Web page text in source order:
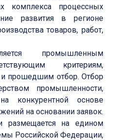
комплекса процессных
развития в регионе
товаров, работ,
промышленным
критериям,
прошедшим отбор. Отбор
промышленности,
конкурентной основе
на основании заявок.
размещается на едином
Российской Федерации,